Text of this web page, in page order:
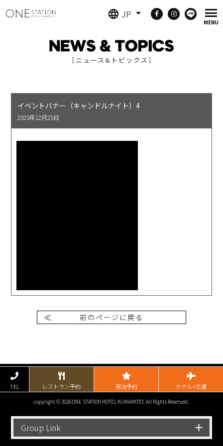
JP
［ニュース&トピックス］
イベントバナー（キャンドルナイト）4
2020年12月25日
前のページに戻る
TEL レストラン予約 宿泊予約 ホテル+交通
copyright © 2026 ONE STATION HOTEL KUMAMOTO. All Rights Reserved.
Group Link